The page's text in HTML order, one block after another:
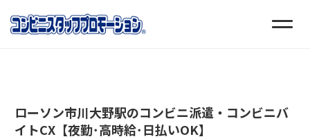
ローソン市川大野駅のコンビニ派遣・コンビニバ
イトCX【夜勤･高時給･日払いOK】